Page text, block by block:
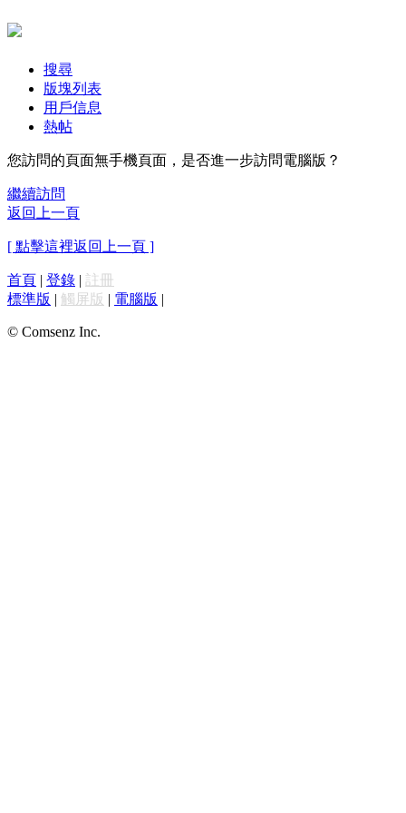
搜尋
版塊列表
用戶信息
熱帖
您訪問的頁面無手機頁面，是否進一步訪問電腦版？
繼續訪問
返回上一頁
[ 點擊這裡返回上一頁 ]
首頁 | 登錄 | 註冊
標準版 | 觸屏版 | 電腦版 |
© Comsenz Inc.